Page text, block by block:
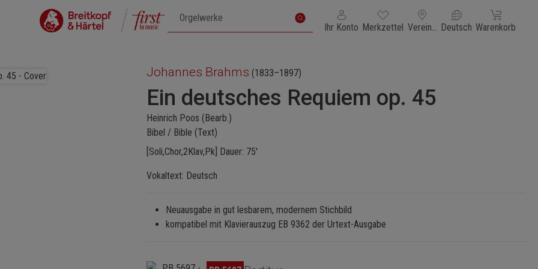
Ihr Konto Du hast 0 Produkte auf dem Merkzettel
Merkzettel Vereinigte Staaten von Amerika
Deutsch Warenkorb
Warenkorb
Johannes Brahms (1833–1897)
Ein deutsches Requiem op. 45
Heinrich Poos (Bearb.)
Bibel / Bible (Text)
[Soli,Chor,2Klav,Pk] Dauer: 75'
Vokaltext: Deutsch
Neuausgabe in gut lesbarem, modernem Stichbild
kompatibel mit Klavierauszug EB 9362 der Urtext-Ausgabe